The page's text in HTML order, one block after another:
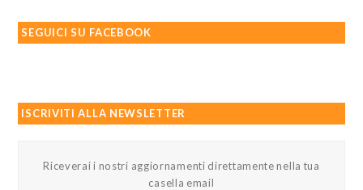
SEGUICI SU FACEBOOK
ISCRIVITI ALLA NEWSLETTER
Riceverai i nostri aggiornamenti direttamente nella tua
casella email